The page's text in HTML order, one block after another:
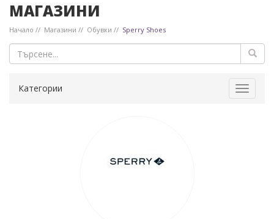
МАГАЗИНИ
Начало Магазини Обувки Sperry Shoes
Toggle
Категории